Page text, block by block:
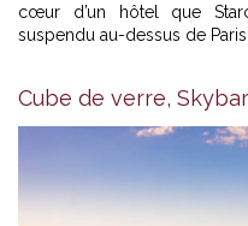
cœur d’un hôtel que
suspendu au-dessus de Paris
Cube de verre,